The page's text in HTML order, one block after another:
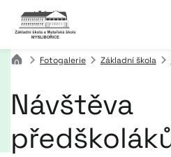
Fotogalerie Základní škola
Návštěva